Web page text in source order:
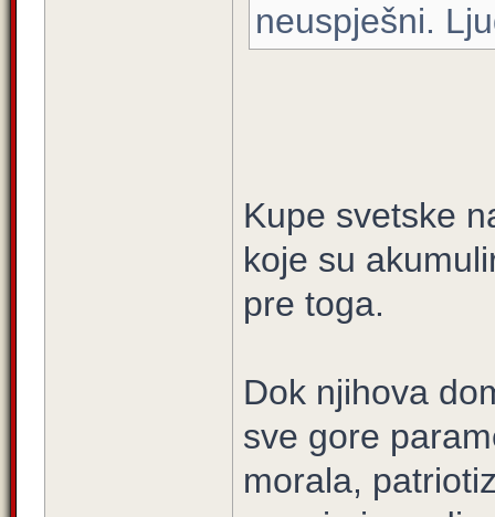
neuspješni.
Kupe svetske
koje su
pre toga.
Dok njihova
sve gore
morala,